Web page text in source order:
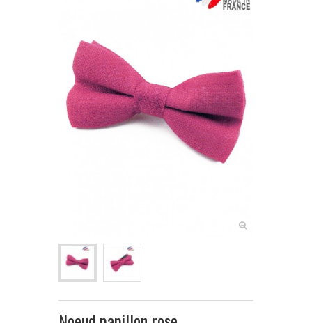
+
ASCOTS & LAVALLIÈRES
+
POCHETTES & BOUTONNIÈRES
+
BIJOUX FEMME
+
BOUTONS DE MANCHETTE
+
PETITS ACCESSOIRES TEXTILES
CRAVATES & PLASTRONS D'ÉQUITATION
HOUSSES D'ÉTRIERS